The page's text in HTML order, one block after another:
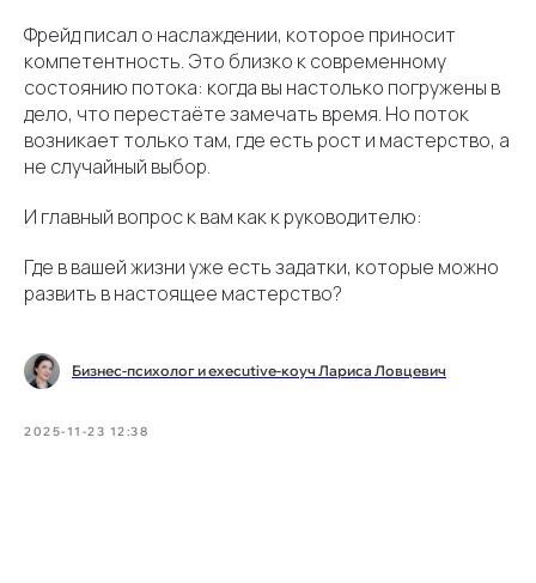
Фрейд писал о наслаждении, которое приносит
компетентность. Это близко к современному
состоянию потока: когда вы настолько погружены в
дело, что перестаёте замечать время. Но поток
возникает только там, где есть рост и мастерство, а
не случайный выбор.
И главный вопрос к вам как к руководителю:
Где в вашей жизни уже есть задатки, которые можно
развить в настоящее мастерство?
Бизнес-психолог и executive-коуч Лариса Ловцевич
2025-11-23 12:38